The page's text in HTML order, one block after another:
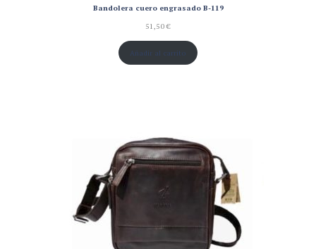
Bandolera cuero engrasado B-119
51,50€
Añadir al carrito